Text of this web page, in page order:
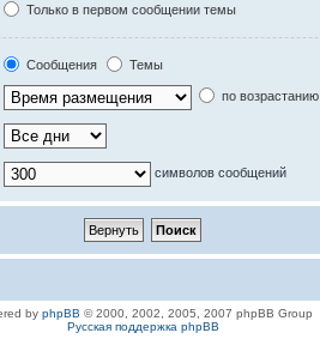
Только в первом сообщении темы
Сообщения
Темы
по возрастанию
символов сообщений
by phpBB © 2000, 2002, 2005, 2007 phpBB Group
Русская поддержка phpBB